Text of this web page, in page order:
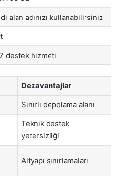
alan adınızı kullanabilirsiniz
destek hizmeti
Dezavantajlar
Sınırlı depolama alanı
Teknik destek
yetersizliği
Altyapı sınırlamaları